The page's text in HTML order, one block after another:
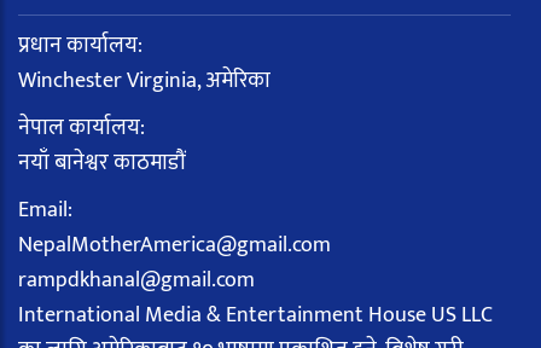
प्रधान कार्यालय:
Winchester Virginia, अमेरिका
नेपाल कार्यालय:
नयाँ बानेश्वर काठमाडौं
Email:
NepalMotherAmerica@gmail.com
rampdkhanal@gmail.com
International Media & Entertainment House US LLC